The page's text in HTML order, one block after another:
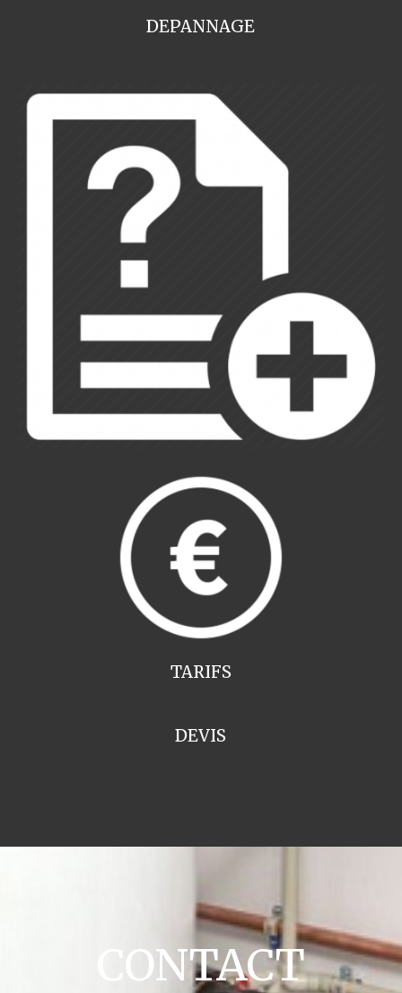
DEPANNAGE
TARIFS
DEVIS
CONTACT